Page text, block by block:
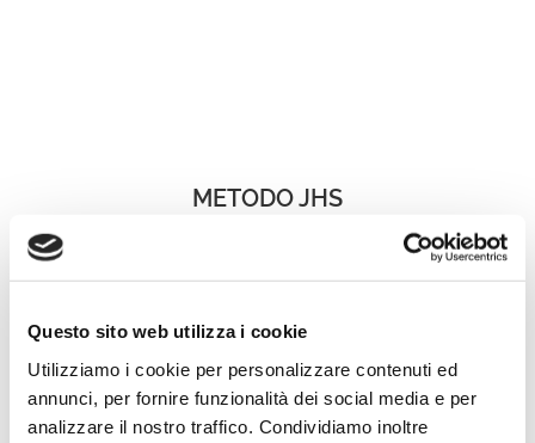
Questo sito web utilizza i cookie
Utilizziamo i cookie per personalizzare contenuti ed
annunci, per fornire funzionalità dei social media e per
analizzare il nostro traffico. Condividiamo inoltre
METODO JHS